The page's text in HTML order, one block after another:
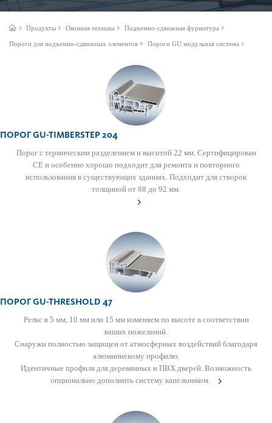
Продукты Оконная техника Подъемно-сдвижная фурнитура
Пороги для подъемно-сдвижных элементов Пороги GU модульная система
ПОРОГ GU-TIMBER­STEP 204
Порог с термическим разделением и высотой 22 мм. Сертифицирован
СЕ и особенно хорошо подходит для ремонта и повторного
использования в существующих зданиях. Подходит для створок
толщиной от 88 до 92 мм.
ПОРОГ GU-THRESHOLD 47
Рельс в­ 5 мм, 10 мм или 15 мм изменяем по высоте в соответствии
ваших пожеланий.
Снаружи полностью защищен от атмосферных воздействий благодаря
алюминиевому профилю.
Идентичные профиля для деревянных и ПВХ дверей. Возможность
опционально дополнить систему капельником.